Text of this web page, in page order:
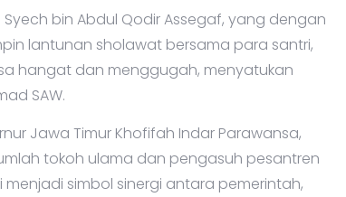
bin Abdul Qodir Assegaf, yang dengan
lantunan sholawat bersama para santri,
hangat dan menggugah, menyatukan
SAW.
Jawa Timur Khofifah Indar Parawansa,
tokoh ulama dan pengasuh pesantren
simbol sinergi antara pemerintah,